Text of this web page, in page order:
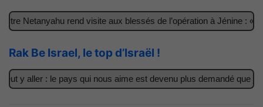
Netanyahu rend visite aux blessés de l’opération à Jénine : «
Rak Be Israel, le top d’Israël !
y aller : le pays qui nous aime est devenu plus demandé que